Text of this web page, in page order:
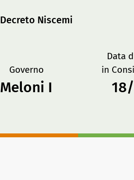
Decreto Niscemi
Governo
Meloni I
Data
in